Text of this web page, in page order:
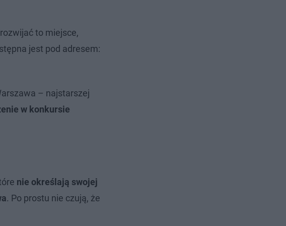
to miejsce,
jest pod adresem:
– najstarszej
w konkursie
nie określają swojej
. Po prostu nie czują, że